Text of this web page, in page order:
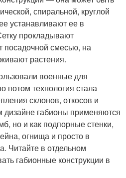
спиральной, круглой
устанавливают ее в
прокладывают
посадочной смесью, на
растения.
военные для
потом технология стала
склонов, откосов и
габионы применяются
но и как подпорные стенки,
огнища и просто в
Читайте в отдельном
габионные конструкции в